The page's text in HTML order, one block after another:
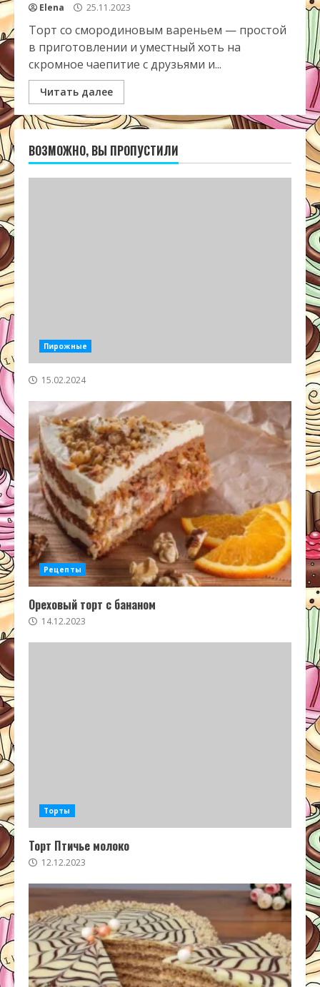
Elena 25.11.2023
Торт со смородиновым вареньем — простой
в приготовлении и уместный хоть на
скромное чаепитие с друзьями и...
Читать далее
ВОЗМОЖНО, ВЫ ПРОПУСТИЛИ
Пирожные
15.02.2024
Рецепты
Ореховый торт с бананом
14.12.2023
Торты
Торт Птичье молоко
12.12.2023